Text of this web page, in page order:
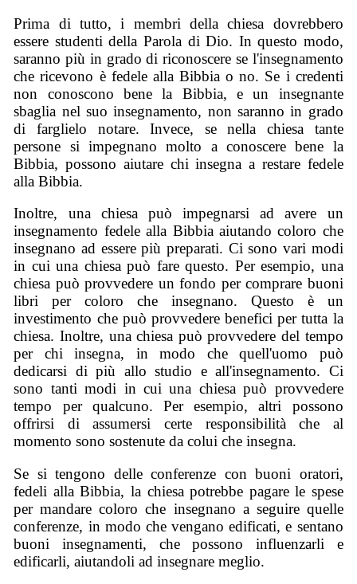
Prima di tutto, i membri della chiesa dovrebbero
essere studenti della Parola di Dio. In questo modo,
saranno più in grado di riconoscere se l'insegnamento
che ricevono è fedele alla Bibbia o no. Se i credenti
non conoscono bene la Bibbia, e un insegnante
sbaglia nel suo insegnamento, non saranno in grado
di farglielo notare. Invece, se nella chiesa tante
persone si impegnano molto a conoscere bene la
Bibbia, possono aiutare chi insegna a restare fedele
alla Bibbia.
Inoltre, una chiesa può impegnarsi ad avere un
insegnamento fedele alla Bibbia aiutando coloro che
insegnano ad essere più preparati. Ci sono vari modi
in cui una chiesa può fare questo. Per esempio, una
chiesa può provvedere un fondo per comprare buoni
libri per coloro che insegnano. Questo è un
investimento che può provvedere benefici per tutta la
chiesa. Inoltre, una chiesa può provvedere del tempo
per chi insegna, in modo che quell'uomo può
dedicarsi di più allo studio e all'insegnamento. Ci
sono tanti modi in cui una chiesa può provvedere
tempo per qualcuno. Per esempio, altri possono
offrirsi di assumersi certe responsibilità che al
momento sono sostenute da colui che insegna.
Se si tengono delle conferenze con buoni oratori,
fedeli alla Bibbia, la chiesa potrebbe pagare le spese
per mandare coloro che insegnano a seguire quelle
conferenze, in modo che vengano edificati, e sentano
buoni insegnamenti, che possono influenzarli e
edificarli, aiutandoli ad insegnare meglio.